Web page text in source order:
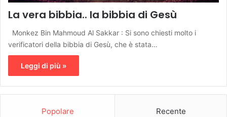
La vera bibbia.. la bibbia di Gesù
Monkez Bin Mahmoud Al Sakkar : Si sono chiesti molto i
verificatori della bibbia di Gesù, che è stata…
Leggi di più »
Popolare Recente